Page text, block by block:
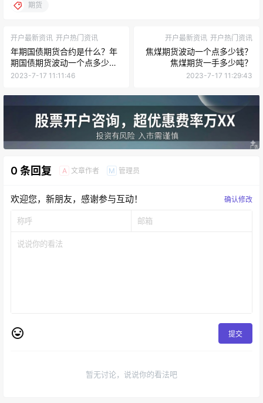
期货
开户最新资讯 开户热门资讯
年期国债期货合约是什么？年
期国债期货波动一个点多少
钱？
2023-7-17 11:11:46
开户最新资讯 开户热门资讯
焦煤期货波动一个点多少钱？
焦煤期货一手多少吨？
2023-7-17 11:29:43
0 条回复 A 文章作者 M 管理员
欢迎您，新朋友，感谢参与互动！ 确认修改
提交
暂无讨论，说说你的看法吧